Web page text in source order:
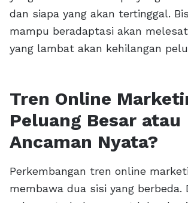
dan siapa yang akan tertinggal.
mampu beradaptasi akan
yang lambat akan kehilangan
Tren Online
Peluang Besar atau
Ancaman Nyata?
Perkembangan tren online
membawa dua sisi yang berbeda.